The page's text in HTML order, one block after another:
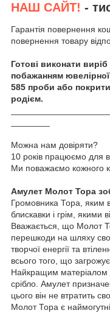
НАШ САЙТ! -
Гарантія повернення
повернення товару
Готові виконати
побажанням ювелірної
585 проби або
родієм.
Можна нам довіряти?
10 років працюємо для
Ми поважаємо кожного
Амулет Молот Тора
Громовника Тора, яким
блискавки і грім, якими
Вважається, що Молот
перешкоди на шляху
творчої енергії та
всього того, що
Найкращим матеріалом
срібло. Амулет
цього він не втратить
Молот Тора є